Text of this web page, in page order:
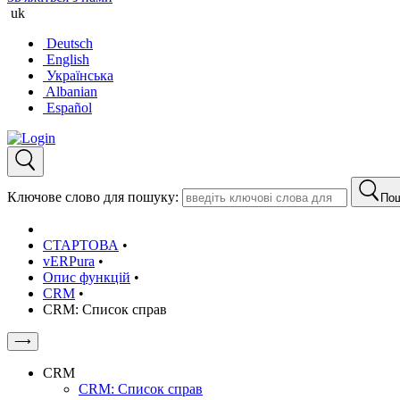
uk
Deutsch
English
Українська
Albanian
Español
Ключове слово для пошуку:
СТАРТОВА •
vERPura •
Опис функцій •
CRM •
CRM: Список справ
⟶
CRM
CRM: Список справ